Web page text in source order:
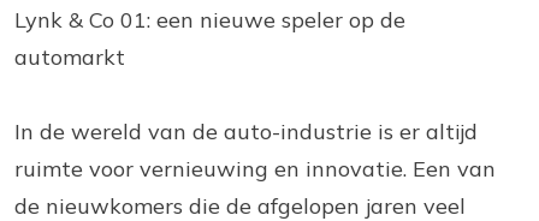
Lynk & Co 01: een nieuwe speler op de
automarkt
In de wereld van de auto-industrie is er altijd
ruimte voor vernieuwing en innovatie. Een van
de nieuwkomers die de afgelopen jaren veel